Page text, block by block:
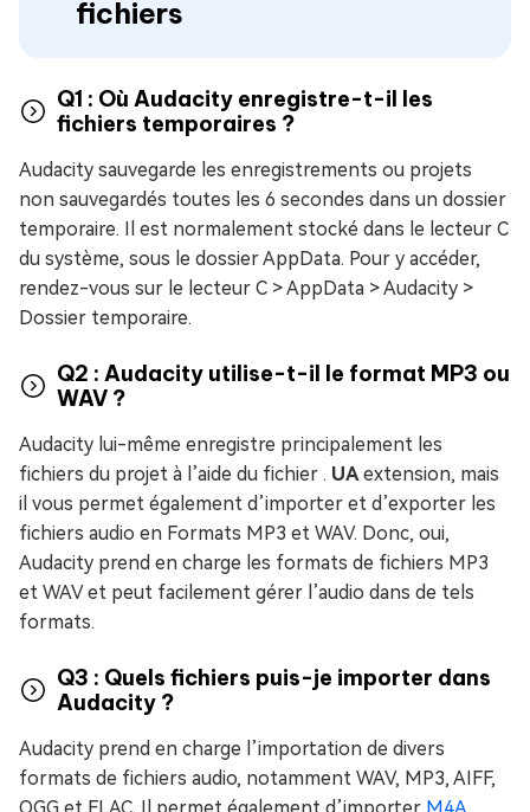
fichiers
Q1 : Où Audacity enregistre-t-il les
fichiers temporaires ?
Audacity sauvegarde les enregistrements ou projets
non sauvegardés toutes les 6 secondes dans un dossier
temporaire. Il est normalement stocké dans le lecteur C
du système, sous le dossier AppData. Pour y accéder,
rendez-vous sur le lecteur C > AppData > Audacity >
Dossier temporaire.
Q2 : Audacity utilise-t-il le format MP3 ou
WAV ?
Audacity lui-même enregistre principalement les
fichiers du projet à l’aide du fichier . UAextension, mais
il vous permet également d’importer et d’exporter les
fichiers audio en Formats MP3 et WAV. Donc, oui,
Audacity prend en charge les formats de fichiers MP3
et WAV et peut facilement gérer l’audio dans de tels
formats.
Q3 : Quels fichiers puis-je importer dans
Audacity ?
Audacity prend en charge l’importation de divers
formats de fichiers audio, notamment WAV, MP3, AIFF,